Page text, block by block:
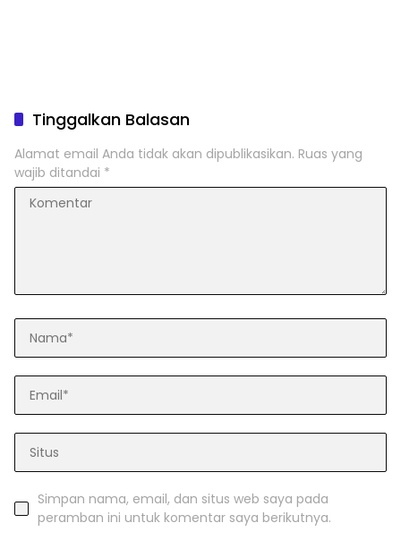
Tinggalkan Balasan
Alamat email Anda tidak akan dipublikasikan. Ruas yang
wajib ditandai *
Simpan nama, email, dan situs web saya pada
peramban ini untuk komentar saya berikutnya.